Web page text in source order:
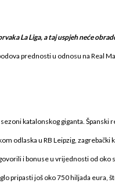
La Liga, a taj uspjeh neće
prednosti u odnosu na Real
katalonskog giganta.
odlaska u RB Leipzig,
i bonuse u vrijednosti od
pripasti još oko 750 hiljada